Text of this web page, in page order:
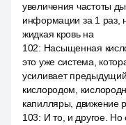
увеличения частоты
информации за 1 раз,
жидкая кровь на
102: Насыщенная
это уже система,
усиливает
кислородом,
капилляры, движение
103: И то, и другое.